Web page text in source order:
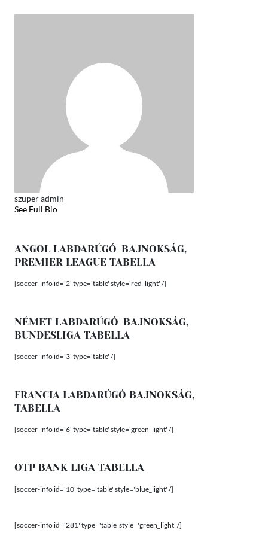
szuper admin
See Full Bio
ANGOL LABDARÚGÓ-BAJNOKSÁG,
PREMIER LEAGUE TABELLA
[soccer-info id='2' type='table' style='red_light' /]
NÉMET LABDARÚGÓ-BAJNOKSÁG,
BUNDESLIGA TABELLA
[soccer-info id='3' type='table' /]
FRANCIA LABDARÚGÓ BAJNOKSÁG,
TABELLA
[soccer-info id='6' type='table' style='green_light' /]
OTP BANK LIGA TABELLA
[soccer-info id='10' type='table' style='blue_light' /]
[soccer-info id='281' type='table' style='green_light' /]